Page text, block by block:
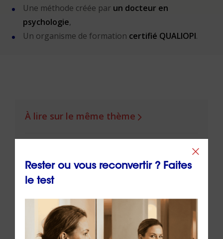
Une méthode créée par un docteur en
psychologie,
Un organisme de formation certifié QUALIOPI.
À lire sur le même thème
Rester ou vous reconvertir ? Faites
le test